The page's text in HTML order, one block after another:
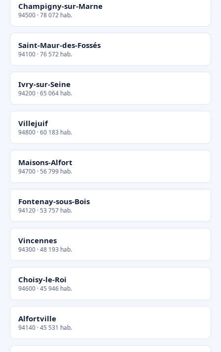
Champigny-sur-Marne
94500 · 78 072 hab.
Saint-Maur-des-Fossés
94100 · 76 572 hab.
Ivry-sur-Seine
94200 · 65 064 hab.
Villejuif
94800 · 60 183 hab.
Maisons-Alfort
94700 · 56 799 hab.
Fontenay-sous-Bois
94120 · 53 757 hab.
Vincennes
94300 · 48 193 hab.
Choisy-le-Roi
94600 · 45 946 hab.
Alfortville
94140 · 45 531 hab.